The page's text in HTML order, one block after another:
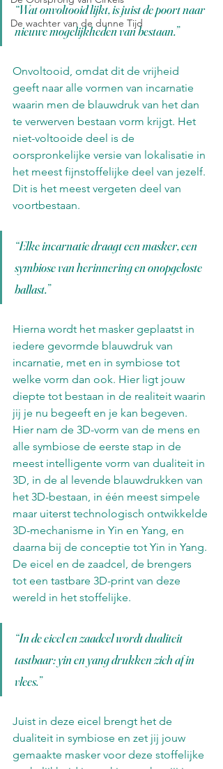
De wachter van de dunne Tijd
“Wat onvoltooid lijkt, is juist de poort naar
nieuwe mogelijkheden van bestaan.”
Onvoltooid, omdat dit de vrijheid
geeft naar alle vormen van incarnatie
waarin men de blauwdruk van het dan
te verwerven bestaan vorm krijgt. Het
niet-voltooide deel is de
oorspronkelijke versie van lokalisatie in
het meest fijnstoffelijke deel van jezelf.
Dit is het meest vergeten deel van
voortbestaan.
“Elke incarnatie draagt een masker, een
symbiose van herinnering en onopgeloste
ballast.”
Hierna wordt het masker geplaatst in
iedere gevormde blauwdruk van
incarnatie, met en in symbiose tot
welke vorm dan ook. Hier ligt jouw
diepte tot bestaan in de realiteit waarin
jij je nu begeeft en je kan begeven.
Hier nam de 3D-vorm van de mens en
alle symbiose de eerste stap in de
meest intelligente vorm van dualiteit in
3D, in de al levende blauwdrukken van
het 3D-bestaan, in één meest simpele
maar uiterst technologisch ontwikkelde
3D-mechanisme in Yin en Yang, en
daarna bij de conceptie tot Yin in Yang.
De eicel en de zaadcel, de brengers
tot een tastbare 3D-print van deze
wereld in het stoffelijke.
“In de eicel en zaadcel wordt dualiteit
tastbaar: yin en yang drukken zich af in
vlees.”
Juist in deze eicel brengt het de
dualiteit in symbiose en zet jij jouw
gemaakte masker voor deze stoffelijke